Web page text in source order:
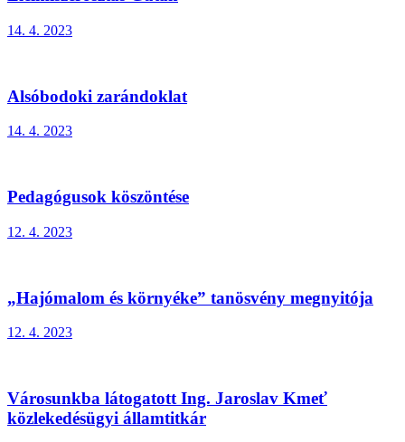
14. 4. 2023
Alsóbodoki zarándoklat
14. 4. 2023
Pedagógusok köszöntése
12. 4. 2023
„Hajómalom és környéke” tanösvény megnyitója
12. 4. 2023
Városunkba látogatott Ing. Jaroslav Kmeť
közlekedésügyi államtitkár